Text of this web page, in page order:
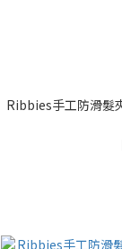
Ribbies手工防滑髮